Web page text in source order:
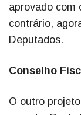
aprovado com
contrário,
Deputados.
Conselho
O outro